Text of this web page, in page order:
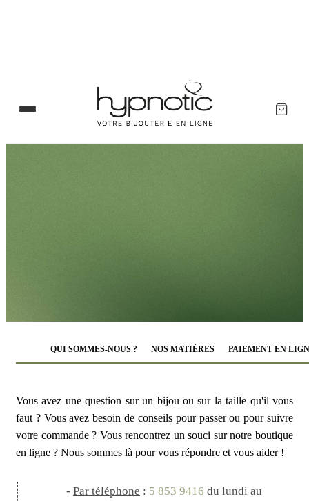
QUI SOMMES-NOUS ? NOS MATIÈRES PAIEMENT EN
Vous avez une question sur un bijou ou sur la taille qu'il vous
faut ? Vous avez besoin de conseils pour passer ou pour suivre
votre commande ? Vous rencontrez un souci sur notre boutique
en ligne ? Nous sommes là pour vous répondre et vous aider !
- Par téléphone : 5 853 9416 du lundi au